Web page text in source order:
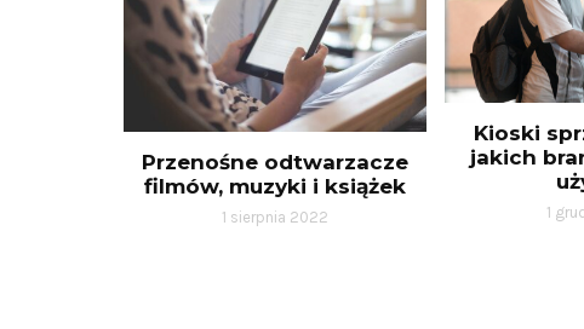
Przenośne odtwarzacze
filmów, muzyki i książek
1 sierpnia 2022
Kioski
jakich
1